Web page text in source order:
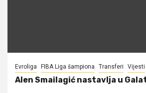
Evroliga FIBA Liga šampiona Transferi Vijesti
Alen Smailagić nastavlja u